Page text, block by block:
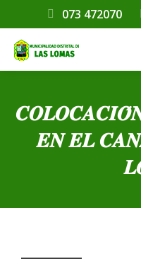
073 472070
𝑬𝑵 𝑬𝑳